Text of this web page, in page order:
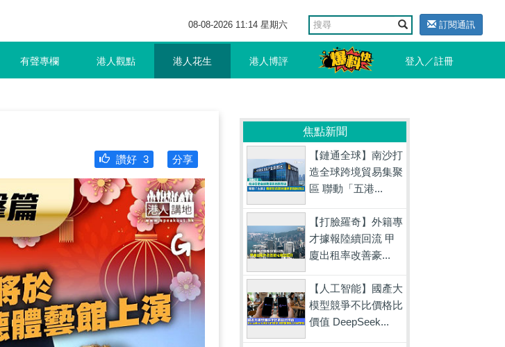
08-08-2026 11:14 星期六 訂閱通訊
有聲專欄 港人觀點 港人花生 港人博評 登入／註冊
分享
讚好 3
焦點新聞
【鏈通全球】南沙打
造全球跨境貿易集聚
區 聯動「五港...
【打臉羅奇】外籍專
才據報陸續回流 甲
廈出租率改善豪...
【人工智能】國產大
模型競爭不比價格比
價值 DeepSeek...